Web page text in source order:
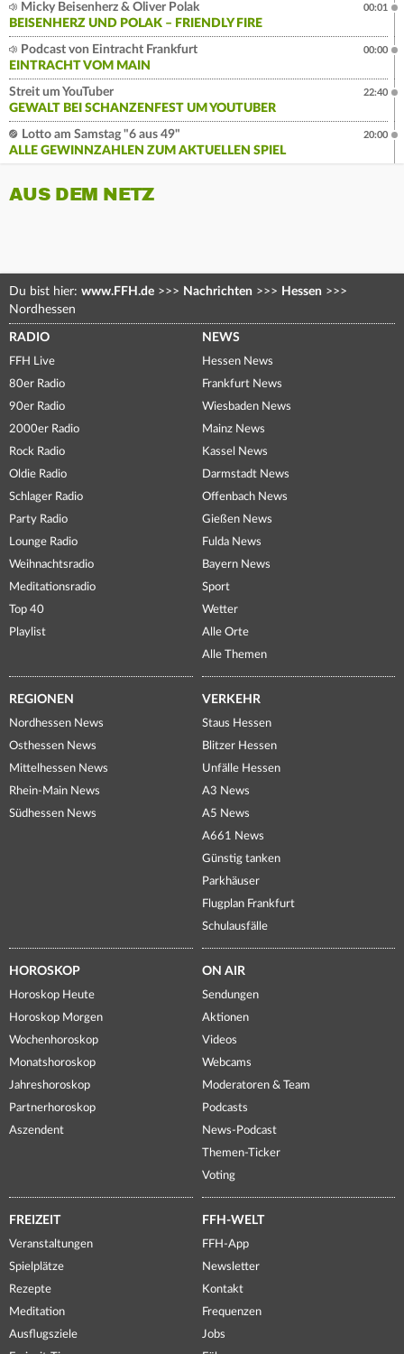
Micky Beisenherz & Oliver Polak
BEISENHERZ UND POLAK – FRIENDLY FIRE
00:01
Podcast von Eintracht Frankfurt
EINTRACHT VOM MAIN
00:00
Streit um YouTuber
GEWALT BEI SCHANZENFEST UM YOUTUBER
22:40
Lotto am Samstag "6 aus 49"
ALLE GEWINNZAHLEN ZUM AKTUELLEN SPIEL
20:00
AUS DEM NETZ
Du bist hier: www.FFH.de >>> Nachrichten >>> Hessen >>>
Nordhessen
RADIO
FFH Live
80er Radio
90er Radio
2000er Radio
Rock Radio
Oldie Radio
Schlager Radio
Party Radio
Lounge Radio
Weihnachtsradio
Meditationsradio
Top 40
Playlist
NEWS
Hessen News
Frankfurt News
Wiesbaden News
Mainz News
Kassel News
Darmstadt News
Offenbach News
Gießen News
Fulda News
Bayern News
Sport
Wetter
Alle Orte
Alle Themen
REGIONEN
Nordhessen News
Osthessen News
Mittelhessen News
Rhein-Main News
Südhessen News
VERKEHR
Staus Hessen
Blitzer Hessen
Unfälle Hessen
A3 News
A5 News
A661 News
Günstig tanken
Parkhäuser
Flugplan Frankfurt
Schulausfälle
HOROSKOP
Horoskop Heute
Horoskop Morgen
Wochenhoroskop
Monatshoroskop
Jahreshoroskop
Partnerhoroskop
Aszendent
ON AIR
Sendungen
Aktionen
Videos
Webcams
Moderatoren & Team
Podcasts
News-Podcast
Themen-Ticker
Voting
FREIZEIT
Veranstaltungen
Spielplätze
Rezepte
Meditation
Ausflugsziele
FFH-WELT
FFH-App
Newsletter
Kontakt
Frequenzen
Jobs